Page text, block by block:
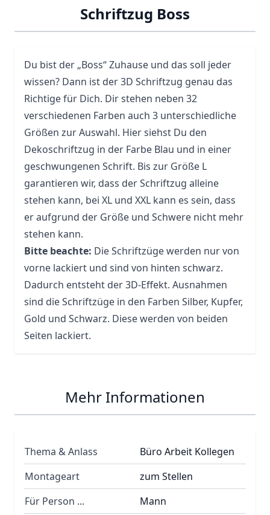
Schriftzug Boss
Du bist der „Boss“ Zuhause und das soll jeder
wissen? Dann ist der 3D Schriftzug genau das
Richtige für Dich. Dir stehen neben 32
verschiedenen Farben auch 3 unterschiedliche
Größen zur Auswahl. Hier siehst Du den
Dekoschriftzug in der Farbe Blau und in einer
geschwungenen Schrift. Bis zur Größe L
garantieren wir, dass der Schriftzug alleine
stehen kann, bei XL und XXL kann es sein, dass
er aufgrund der Größe und Schwere nicht mehr
stehen kann.
Bitte beachte: Die Schriftzüge werden nur von
vorne lackiert und sind von hinten schwarz.
Dadurch entsteht der 3D-Effekt. Ausnahmen
sind die Schriftzüge in den Farben Silber, Kupfer,
Gold und Schwarz. Diese werden von beiden
Seiten lackiert.
Mehr Informationen
Thema & Anlass
Büro Arbeit Kollegen
Montageart
zum Stellen
Für Person ...
Mann